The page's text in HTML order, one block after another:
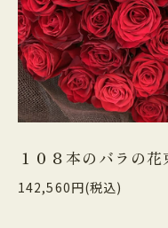
１０８本のバラ
142,560円(税込)